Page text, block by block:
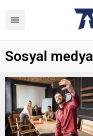
Sosyal medya